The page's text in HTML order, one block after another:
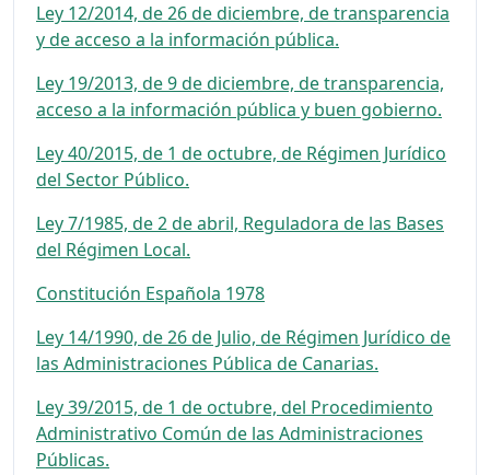
Ley 12/2014, de 26 de diciembre, de transparencia
y de acceso a la información pública.
Ley 19/2013, de 9 de diciembre, de transparencia,
acceso a la información pública y buen gobierno.
Ley 40/2015, de 1 de octubre, de Régimen Jurídico
del Sector Público.
Ley 7/1985, de 2 de abril, Reguladora de las Bases
del Régimen Local.
Constitución Española 1978
Ley 14/1990, de 26 de Julio, de Régimen Jurídico de
las Administraciones Pública de Canarias.
Ley 39/2015, de 1 de octubre, del Procedimiento
Administrativo Común de las Administraciones
Públicas.